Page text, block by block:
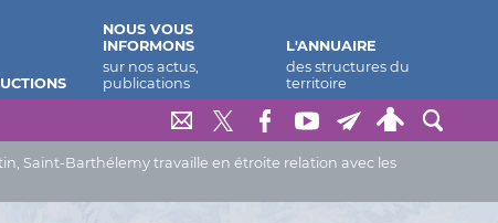
Saint-Barthélemy travaille en étroite relation avec les
NOUS VOUS
INFORMONS
L'ANNUAIRE